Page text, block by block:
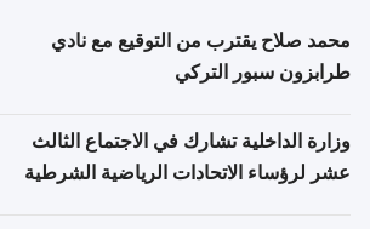
محمد صلاح يقترب من التوقيع مع نادي
طرابزون سبور التركي
وزارة الداخلية تشارك في الاجتماع الثالث
عشر لرؤساء الاتحادات الرياضية الشرطية